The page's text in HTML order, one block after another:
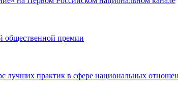
общественной премии
лучших практик в сфере национальных